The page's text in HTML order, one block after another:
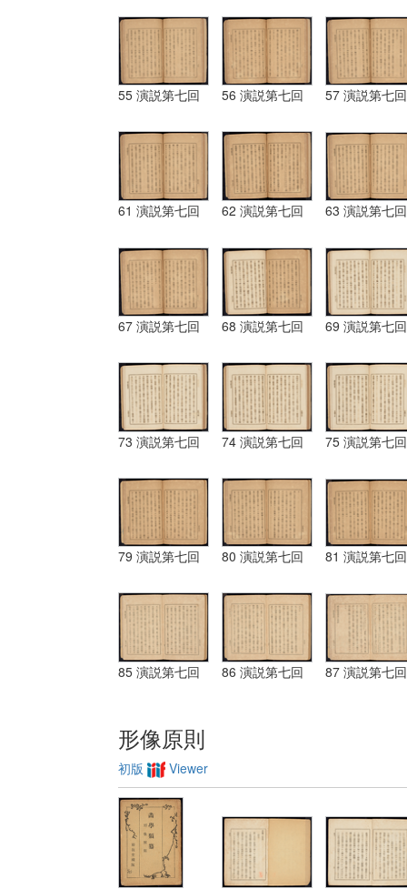
55 演説第七回 56 演説第七回 57 演説第七回
61 演説第七回 62 演説第七回 63 演説第七回
67 演説第七回 68 演説第七回 69 演説第七回
73 演説第七回 74 演説第七回 75 演説第七回
79 演説第七回 80 演説第七回 81 演説第七回
85 演説第七回 86 演説第七回 87 演説第七回
形像原則
初版 Viewer